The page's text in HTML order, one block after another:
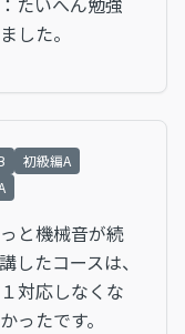
した。
初級編A
と機械音が続
したコースは、
対応しなくな
ったです。